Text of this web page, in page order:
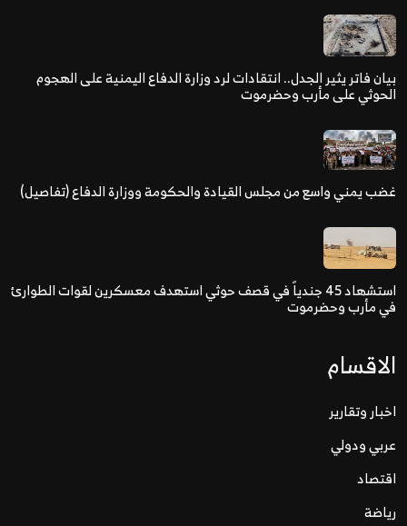
بيان فاتر يثير الجدل.. انتقادات لرد وزارة الدفاع اليمنية على الهجوم
الحوثي على مأرب وحضرموت
غضب يمني واسع من مجلس القيادة والحكومة ووزارة الدفاع (تفاصيل)
استشهاد 45 جندياً في قصف حوثي استهدف معسكرين لقوات الطوارئ
في مأرب وحضرموت
الاقسام
اخبار وتقارير
عربي ودولي
اقتصاد
رياضة